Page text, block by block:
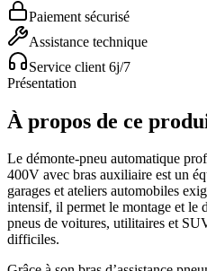
Paiement sécurisé
Assistance technique
Service client 6j/7
Présentation
À propos de ce
Le démonte-pneu automatique
400V avec bras auxiliaire est un
garages et ateliers automobiles
intensif, il permet le montage et le
pneus de voitures, utilitaires et
difficiles.